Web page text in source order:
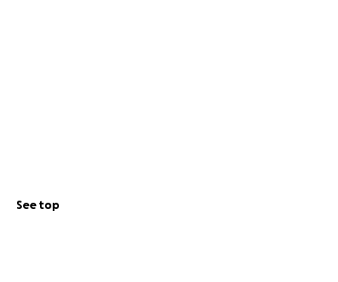
See top